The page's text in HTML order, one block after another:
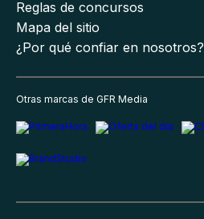
Reglas de concursos
Mapa del sitio
¿Por qué confiar en nosotros?
Otras marcas de GFR Media